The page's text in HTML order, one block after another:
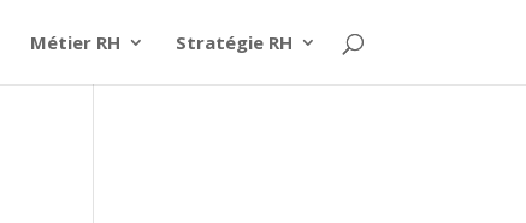
Métier RH Stratégie RH